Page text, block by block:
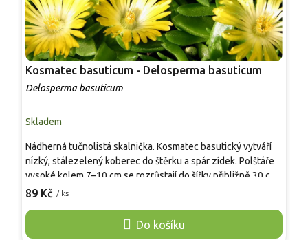
Kosmatec basuticum - Delosperma basuticum
Delosperma basuticum
Skladem
89 Kč / ks
Do košíku
Nádherná tučnolistá skalnička. Kosmatec basutický vytváří
nízký, stálezelený koberec do štěrku a spár zídek. Polštáře
vysoké kolem 7–10 cm se rozrůstají do šířky přibližně 30 cm
a v létě se pokrývají žlutými květy. Od června do srpna nese
slunci. Vhodný je pro skalky, okraje záhonů i nádoby, kde se
uplatní chudší, kamenitá a dobře propustná zemina. V našich